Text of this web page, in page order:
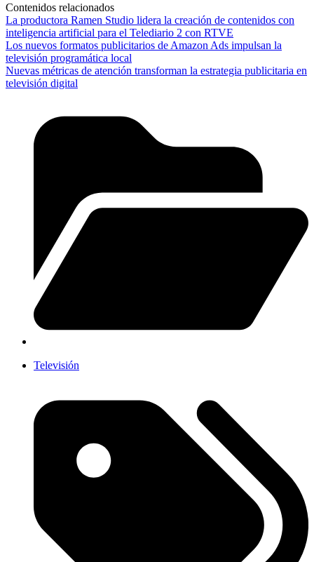
Contenidos relacionados
La productora Ramen Studio lidera la creación de contenidos con
inteligencia artificial para el Telediario 2 con RTVE
Los nuevos formatos publicitarios de Amazon Ads impulsan la
televisión programática local
Nuevas métricas de atención transforman la estrategia publicitaria en
televisión digital
Televisión